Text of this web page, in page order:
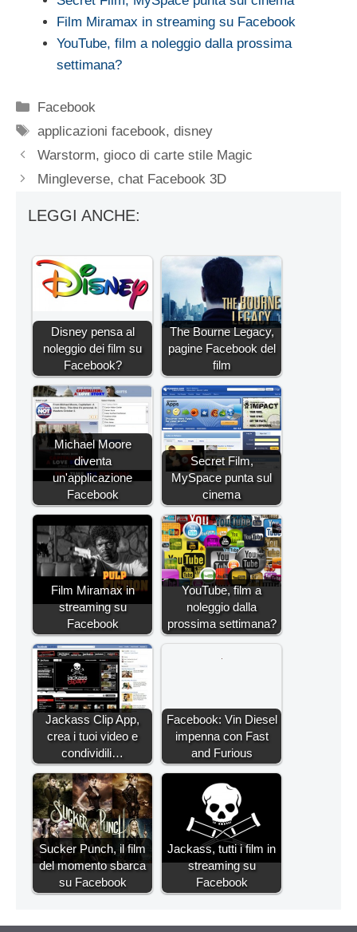
Film Miramax in streaming su Facebook
YouTube, film a noleggio dalla prossima
settimana?
Categorie
Facebook
Tag
applicazioni facebook,disney
Warstorm, gioco di carte stile Magic
Mingleverse, chat Facebook 3D
LEGGI ANCHE:
Disney pensa al
noleggio dei film su
Facebook?
The Bourne Legacy,
pagine Facebook del
film
Michael Moore
diventa
un'applicazione
Facebook
Secret Film,
MySpace punta sul
cinema
Film Miramax in
streaming su
Facebook
YouTube, film a
noleggio dalla
prossima settimana?
Jackass Clip App,
crea i tuoi video e
condividili…
Facebook: Vin Diesel
impenna con Fast
and Furious
Sucker Punch, il film
del momento sbarca
su Facebook
Jackass, tutti i film in
streaming su
Facebook